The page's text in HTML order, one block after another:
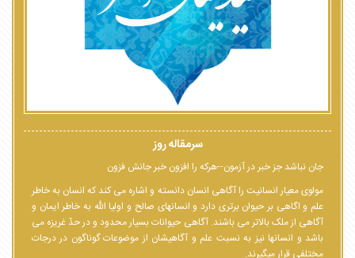
سرمقاله روز
جان نباشد جز خبر در آزمون--هرکه را افزون خبر جانش فزون
مولوی معیار انسانیت را آگاهی انسان دانسته و اشاره می کند که انسان به خاطر
علم و اگاهی بر حیوان برتری دارد و انسانهای صالح و اولیا الله به خاطر ایمان و
آگاهی از ملک بالاتر می باشند. آگاهی حیوانات بسیار محدود و در حدّ غریزه می
باشد و انسانها نیز به نسبت علم و آگاهیشان از موضوعات گوناگون در درجات
مختلفی قرار میگیرند.